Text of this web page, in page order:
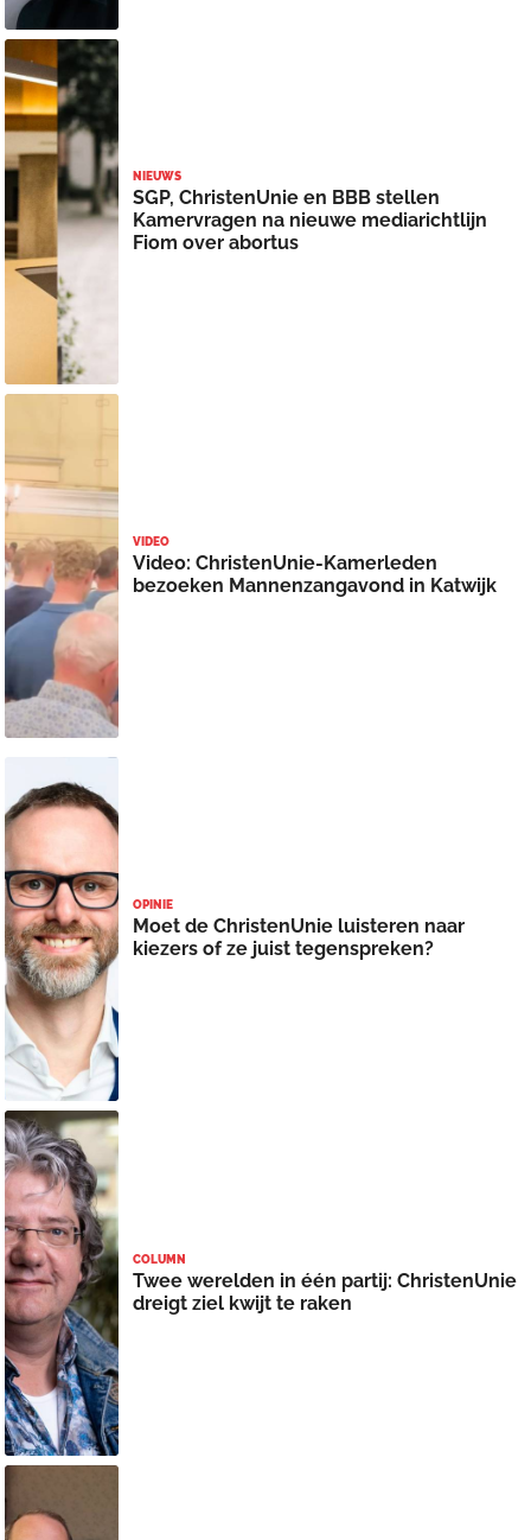
NIEUWS
SGP, ChristenUnie en BBB stellen
Kamervragen na nieuwe mediarichtlijn
Fiom over abortus
VIDEO
Video: ChristenUnie-Kamerleden
bezoeken Mannenzangavond in Katwijk
OPINIE
Moet de ChristenUnie luisteren naar
kiezers of ze juist tegenspreken?
COLUMN
Twee werelden in één partij: ChristenUnie
dreigt ziel kwijt te raken